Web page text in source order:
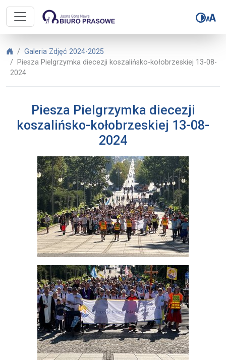
Biuro Prasowe Jasnej Góry –
Biuro Prasowe Jasnej Góry
Galeria Zdjęć 2024-2025
Piesza Pielgrzymka diecezji koszalińsko-kołobrzeskiej 13-08-
2024
Piesza Pielgrzymka diecezji
koszalińsko-kołobrzeskiej 13-08-
2024